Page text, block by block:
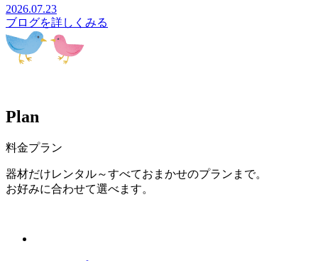
2026.07.23
ブログを詳しくみる
Plan
料金プラン
器材だけレンタル～すべておまかせのプランまで。
お好みに合わせて選べます。